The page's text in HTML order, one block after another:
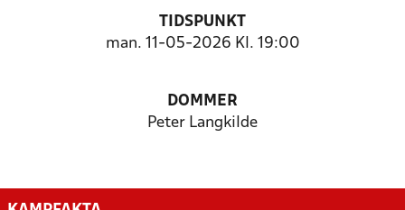
TIDSPUNKT
man. 11-05-2026 Kl. 19:00
DOMMER
Peter Langkilde